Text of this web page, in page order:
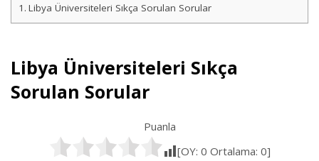
Libya Üniversiteleri Sıkça Sorulan Sorular
Libya Üniversiteleri Sıkça
Sorulan Sorular
Puanla
[OY: 0 Ortalama: 0]